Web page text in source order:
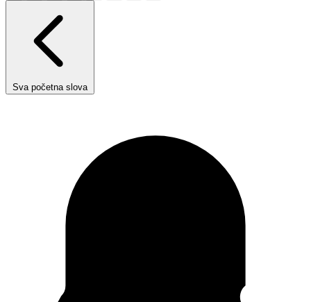
Sva početna slova